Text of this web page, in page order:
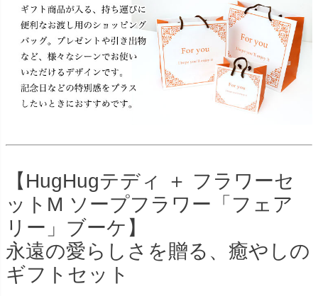
【HugHugテディ ＋ フラワーセ
ットM ソープフラワー「フェア
リー」ブーケ】
永遠の愛らしさを贈る、癒やしの
ギフトセット